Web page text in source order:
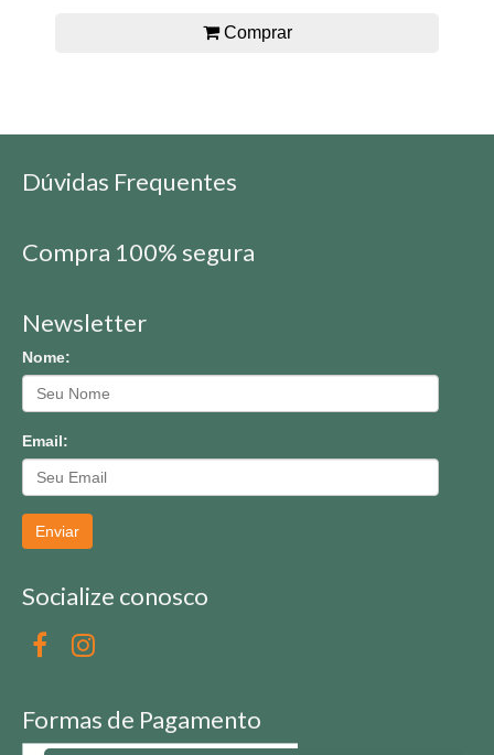
Comprar
Dúvidas Frequentes
Compra 100% segura
Newsletter
Nome:
Email:
Enviar
Socialize conosco
Formas de Pagamento